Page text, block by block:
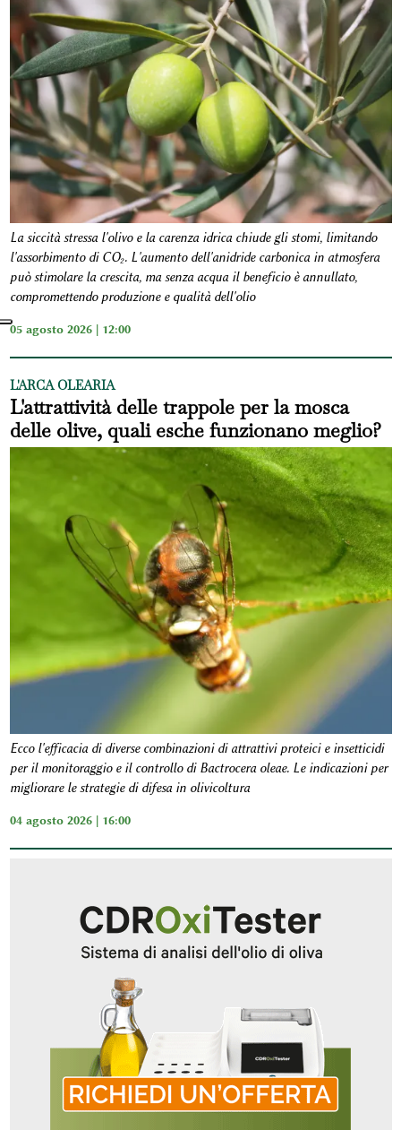
La siccità stressa l'olivo e la carenza idrica chiude gli stomi, limitando
l'assorbimento di CO₂. L'aumento dell'anidride carbonica in atmosfera
può stimolare la crescita, ma senza acqua il beneficio è annullato,
compromettendo produzione e qualità dell'olio
05 agosto 2026 | 12:00
L'ARCA OLEARIA
L'attrattività delle trappole per la mosca
delle olive, quali esche funzionano meglio?
Ecco l'efficacia di diverse combinazioni di attrattivi proteici e insetticidi
per il monitoraggio e il controllo di Bactrocera oleae. Le indicazioni per
migliorare le strategie di difesa in olivicoltura
04 agosto 2026 | 16:00